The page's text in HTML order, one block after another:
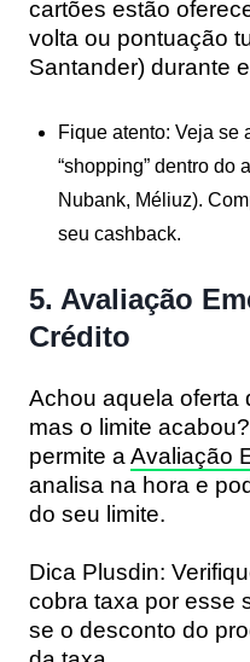
cartões estão
volta ou pontuação
Santander) durante
Fique atento: Veja se
“shopping” dentro do
Nubank, Méliuz).
seu cashback.
5. Avaliação
Crédito
Achou aquela oferta
mas o limite
permite a Avaliação
analisa na hora e
do seu limite.
Dica Plusdin:
cobra taxa por esse
se o desconto do